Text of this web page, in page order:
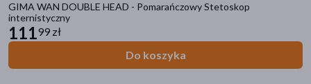
GIMA WAN DOUBLE HEAD - Pomarańczowy Stetoskop
internistyczny
11199 zł
Do koszyka